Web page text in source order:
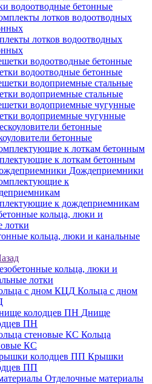
водоотводные бетонные
лотков водоотводных
водоотводные бетонные
водоприемные стальные
водоприемные чугунные
бетонные
к лоткам бетонным
Дождеприемники
к дождеприемникам
кольца, люки и канальные
кольца, люки и
лотки
Кольца с дном
Днище
ПН
Кольца
КС
Крышки
ПП
Отделочные материалы